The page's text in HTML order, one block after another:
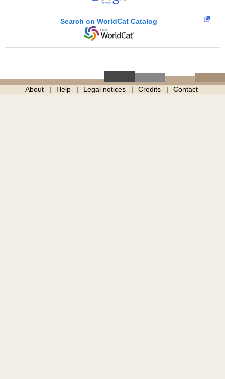
Search on WorldCat Catalog
About Help Legal notices Credits Contact